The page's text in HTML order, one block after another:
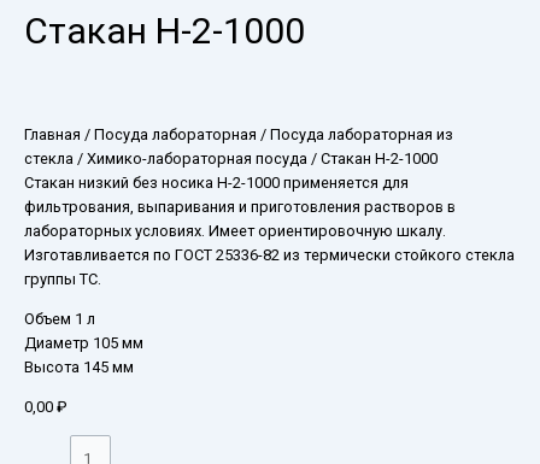
Стакан Н-2-1000
Главная / Посуда лабораторная / Посуда лабораторная из
стекла / Химико-лабораторная посуда / Стакан Н-2-1000
Стакан низкий без носика Н-2-1000 применяется для
фильтрования, выпаривания и приготовления растворов в
лабораторных условиях. Имеет ориентировочную шкалу.
Изготавливается по ГОСТ 25336-82 из термически стойкого стекла
группы ТС.
Объем 1 л
Диаметр 105 мм
Высота 145 мм
0,00 ₽